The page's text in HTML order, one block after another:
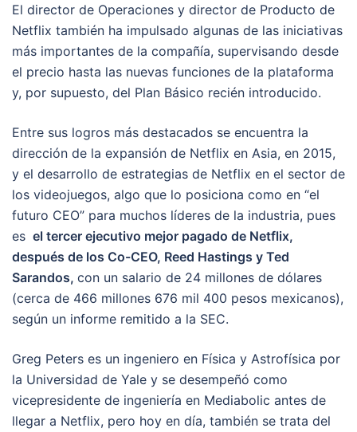
El director de Operaciones y director de Producto de
Netflix también ha impulsado algunas de las iniciativas
más importantes de la compañía, supervisando desde
el precio hasta las nuevas funciones de la plataforma
y, por supuesto, del Plan Básico recién introducido.
Entre sus logros más destacados se encuentra la
dirección de la expansión de Netflix en Asia, en 2015,
y el desarrollo de estrategias de Netflix en el sector de
los videojuegos, algo que lo posiciona como en “el
futuro CEO” para muchos líderes de la industria, pues
es el tercer ejecutivo mejor pagado de Netflix,
después de los Co-CEO, Reed Hastings y Ted
Sarandos, con un salario de 24 millones de dólares
(cerca de 466 millones 676 mil 400 pesos mexicanos),
según un informe remitido a la SEC.
Greg Peters es un ingeniero en Física y Astrofísica por
la Universidad de Yale y se desempeñó como
vicepresidente de ingeniería en Mediabolic antes de
llegar a Netflix, pero hoy en día, también se trata del